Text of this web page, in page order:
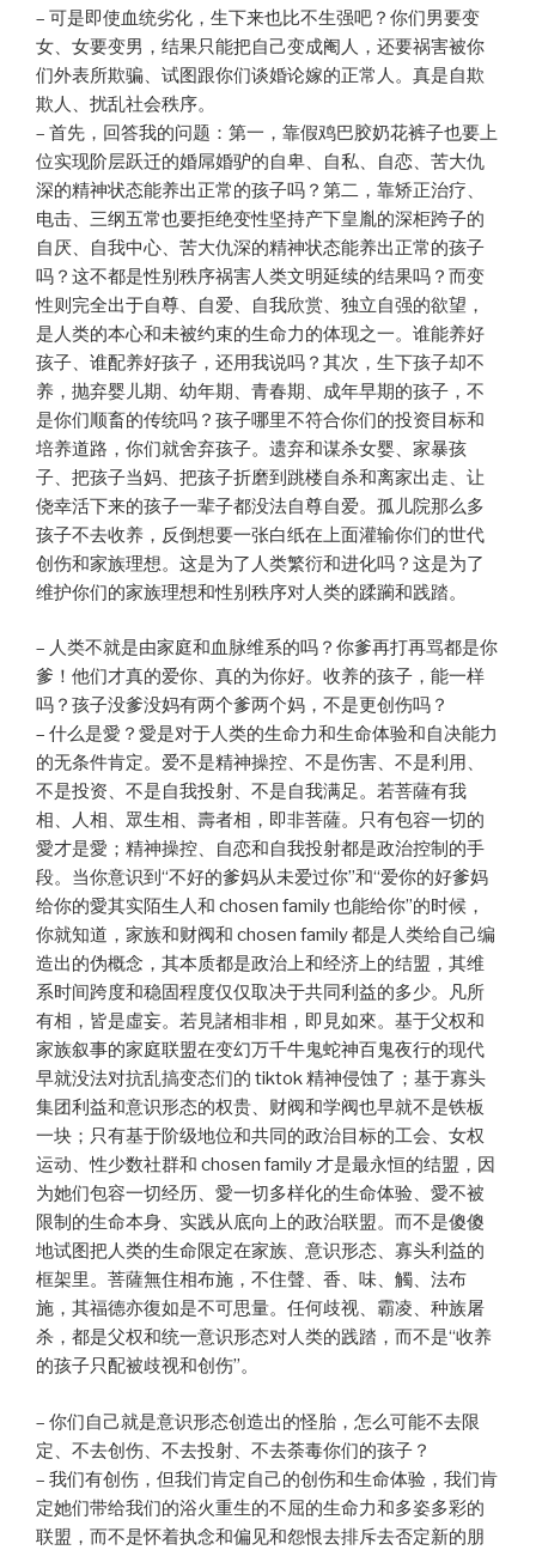
– 可是即使血统劣化，生下来也比不生强吧？你们男要变
女、女要变男，结果只能把自己变成阉人，还要祸害被你
们外表所欺骗、试图跟你们谈婚论嫁的正常人。真是自欺
欺人、扰乱社会秩序。
– 首先，回答我的问题：第一，靠假鸡巴胶奶花裤子也要上
位实现阶层跃迁的婚屌婚驴的自卑、自私、自恋、苦大仇
深的精神状态能养出正常的孩子吗？第二，靠矫正治疗、
电击、三纲五常也要拒绝变性坚持产下皇胤的深柜跨子的
自厌、自我中心、苦大仇深的精神状态能养出正常的孩子
吗？这不都是性别秩序祸害人类文明延续的结果吗？而变
性则完全出于自尊、自爱、自我欣赏、独立自强的欲望，
是人类的本心和未被约束的生命力的体现之一。谁能养好
孩子、谁配养好孩子，还用我说吗？其次，生下孩子却不
养，抛弃婴儿期、幼年期、青春期、成年早期的孩子，不
是你们顺畜的传统吗？孩子哪里不符合你们的投资目标和
培养道路，你们就舍弃孩子。遗弃和谋杀女婴、家暴孩
子、把孩子当妈、把孩子折磨到跳楼自杀和离家出走、让
侥幸活下来的孩子一辈子都没法自尊自爱。孤儿院那么多
孩子不去收养，反倒想要一张白纸在上面灌输你们的世代
创伤和家族理想。这是为了人类繁衍和进化吗？这是为了
维护你们的家族理想和性别秩序对人类的蹂躏和践踏。
– 人类不就是由家庭和血脉维系的吗？你爹再打再骂都是你
爹！他们才真的爱你、真的为你好。收养的孩子，能一样
吗？孩子没爹没妈有两个爹两个妈，不是更创伤吗？
– 什么是愛？愛是对于人类的生命力和生命体验和自决能力
的无条件肯定。爱不是精神操控、不是伤害、不是利用、
不是投资、不是自我投射、不是自我满足。若菩薩有我
相、人相、眾生相、壽者相，即非菩薩。只有包容一切的
愛才是愛；精神操控、自恋和自我投射都是政治控制的手
段。当你意识到“不好的爹妈从未爱过你”和“爱你的好爹妈
给你的愛其实陌生人和 chosen family 也能给你”的时候，
你就知道，家族和财阀和 chosen family 都是人类给自己编
造出的伪概念，其本质都是政治上和经济上的结盟，其维
系时间跨度和稳固程度仅仅取决于共同利益的多少。凡所
有相，皆是虛妄。若見諸相非相，即見如來。基于父权和
家族叙事的家庭联盟在变幻万千牛鬼蛇神百鬼夜行的现代
早就没法对抗乱搞变态们的 tiktok 精神侵蚀了；基于寡头
集团利益和意识形态的权贵、财阀和学阀也早就不是铁板
一块；只有基于阶级地位和共同的政治目标的工会、女权
运动、性少数社群和 chosen family 才是最永恒的结盟，因
为她们包容一切经历、愛一切多样化的生命体验、愛不被
限制的生命本身、实践从底向上的政治联盟。而不是傻傻
地试图把人类的生命限定在家族、意识形态、寡头利益的
框架里。菩薩無住相布施，不住聲、香、味、觸、法布
施，其福德亦復如是不可思量。任何歧视、霸凌、种族屠
杀，都是父权和统一意识形态对人类的践踏，而不是“收养
的孩子只配被歧视和创伤”。
– 你们自己就是意识形态创造出的怪胎，怎么可能不去限
定、不去创伤、不去投射、不去荼毒你们的孩子？
– 我们有创伤，但我们肯定自己的创伤和生命体验，我们肯
定她们带给我们的浴火重生的不屈的生命力和多姿多彩的
联盟，而不是怀着执念和偏见和怨恨去排斥去否定新的朋